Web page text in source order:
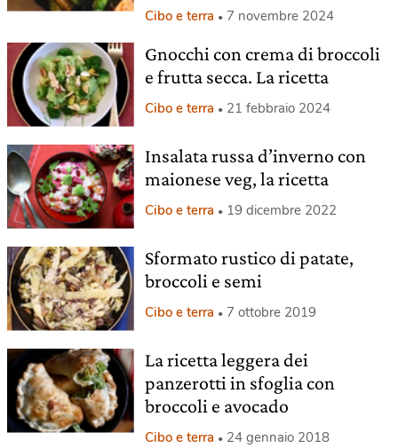
Cibo e terra 7 novembre 2024
Gnocchi con crema di broccoli
e frutta secca. La ricetta
Cibo e terra 21 febbraio 2024
Insalata russa d’inverno con
maionese veg, la ricetta
Cibo e terra 19 dicembre 2022
Sformato rustico di patate,
broccoli e semi
Cibo e terra 7 ottobre 2019
La ricetta leggera dei
panzerotti in sfoglia con
broccoli e avocado
Cibo e terra 24 gennaio 2018